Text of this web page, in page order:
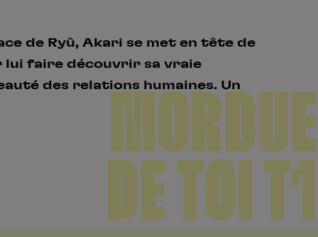
de Ryû, Akari se met en tête de
lui faire découvrir sa vraie
des relations humaines. Un
MORDUE
DE TOI T1